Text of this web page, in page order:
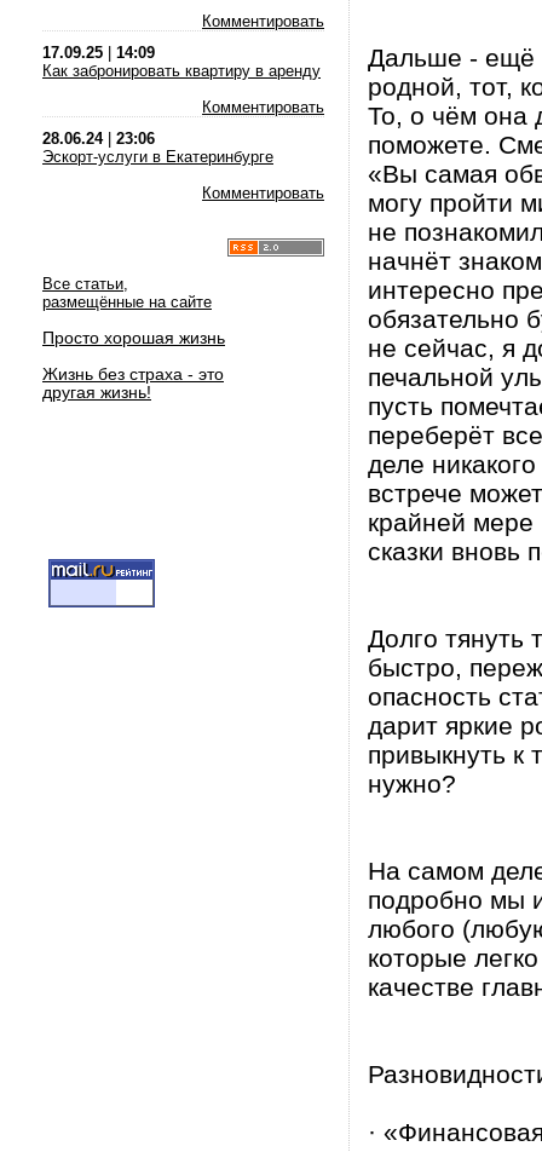
Комментировать
17.09.25
14:09
Как забронировать квартиру в аренду
Комментировать
28.06.24| 23:06
Эскорт-услуги в Екатеринбурге
Комментировать
Все статьи,
размещённые на сайте
Просто хорошая жизнь
Жизнь без страха - это
другая жизнь!
Дальше - ещё
родной, тот,
То, о чём она
поможете.
«Вы самая
могу пройти
не
начнёт
интересно
обязательно
не сейчас, я
печальной
пусть
переберёт
деле
встрече
крайней
сказки вновь
Долго тянуть
быстро,
опасность
дарит яркие
привыкнуть к
нужно?
На самом
подробно мы
любого
которые
качестве
·